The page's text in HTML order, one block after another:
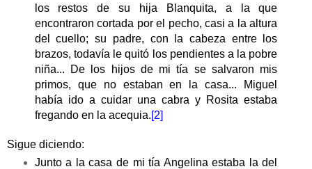
los restos de su hija Blanquita, a la que
encontraron cortada por el pecho, casi a la altura
del cuello; su padre, con la cabeza entre los
brazos, todavía le quitó los pendientes a la pobre
niña... De los hijos de mi tía se salvaron mis
primos, que no estaban en la casa... Miguel
había ido a cuidar una cabra y Rosita estaba
fregando en la acequia.[2]
Sigue diciendo:
Junto a la casa de mi tía Angelina estaba la del